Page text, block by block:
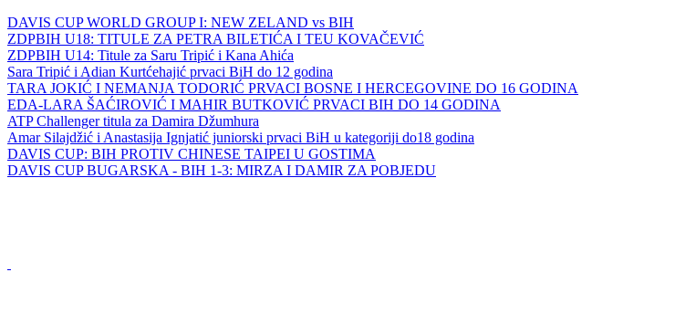
DAVIS CUP WORLD GROUP I: NEW ZELAND vs BIH
ZDPBIH U18: TITULE ZA PETRA BILETIĆA I TEU KOVAČEVIĆ
ZDPBIH U14: Titule za Saru Tripić i Kana Ahića
Sara Tripić i Adian Kurtćehajić prvaci BiH do 12 godina
TARA JOKIĆ I NEMANJA TODORIĆ PRVACI BOSNE I HERCEGOVINE DO 16 GODINA
EDA-LARA ŠAĆIROVIĆ I MAHIR BUTKOVIĆ PRVACI BIH DO 14 GODINA
ATP Challenger titula za Damira Džumhura
Amar Silajdžić i Anastasija Ignjatić juniorski prvaci BiH u kategoriji do18 godina
DAVIS CUP: BIH PROTIV CHINESE TAIPEI U GOSTIMA
DAVIS CUP BUGARSKA - BIH 1-3: MIRZA I DAMIR ZA POBJEDU